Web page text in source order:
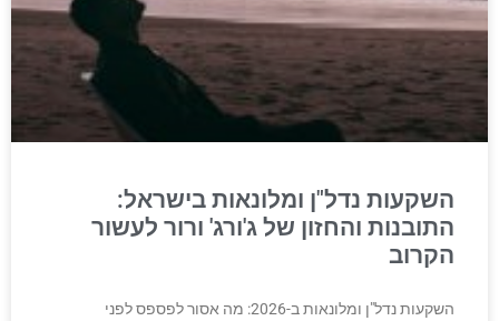
השקעות נדל"ן ומלונאות בישראל:
התובנות והחזון של ג'ורג' ורור לעשור
הקרוב
השקעות נדל"ן ומלונאות ב-2026: מה אסור לפספס לפני